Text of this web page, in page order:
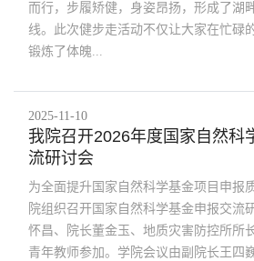
而行，步履矫健，身姿昂扬，形成了湖
线。此次健步走活动不仅让大家在忙碌
锻炼了体魄...
2025-11-10
我院召开2026年度国家自然科
流研讨会
为全面提升国家自然科学基金项目申报
院组织召开国家自然科学基金申报交流
怀昌、院长董金玉、地质灾害防控所所
青年教师参加。学院会议由副院长王四